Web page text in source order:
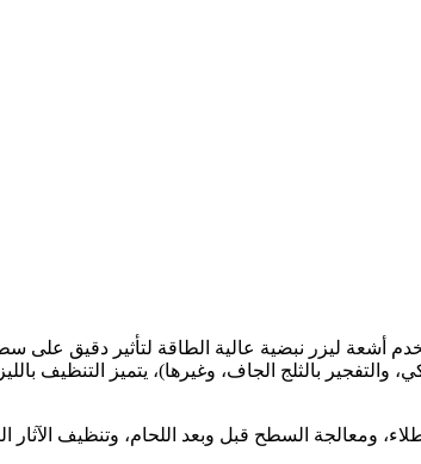
هو جهاز تنظيف فعال يستخدم أشعة ليزر نبضية عالية الطاقة
والتفجير بالثلج الجاف، وغيرها)، يتميز التنظيف
ومعالجة السطح قبل وبعد اللحام، وتنظيف الآثار